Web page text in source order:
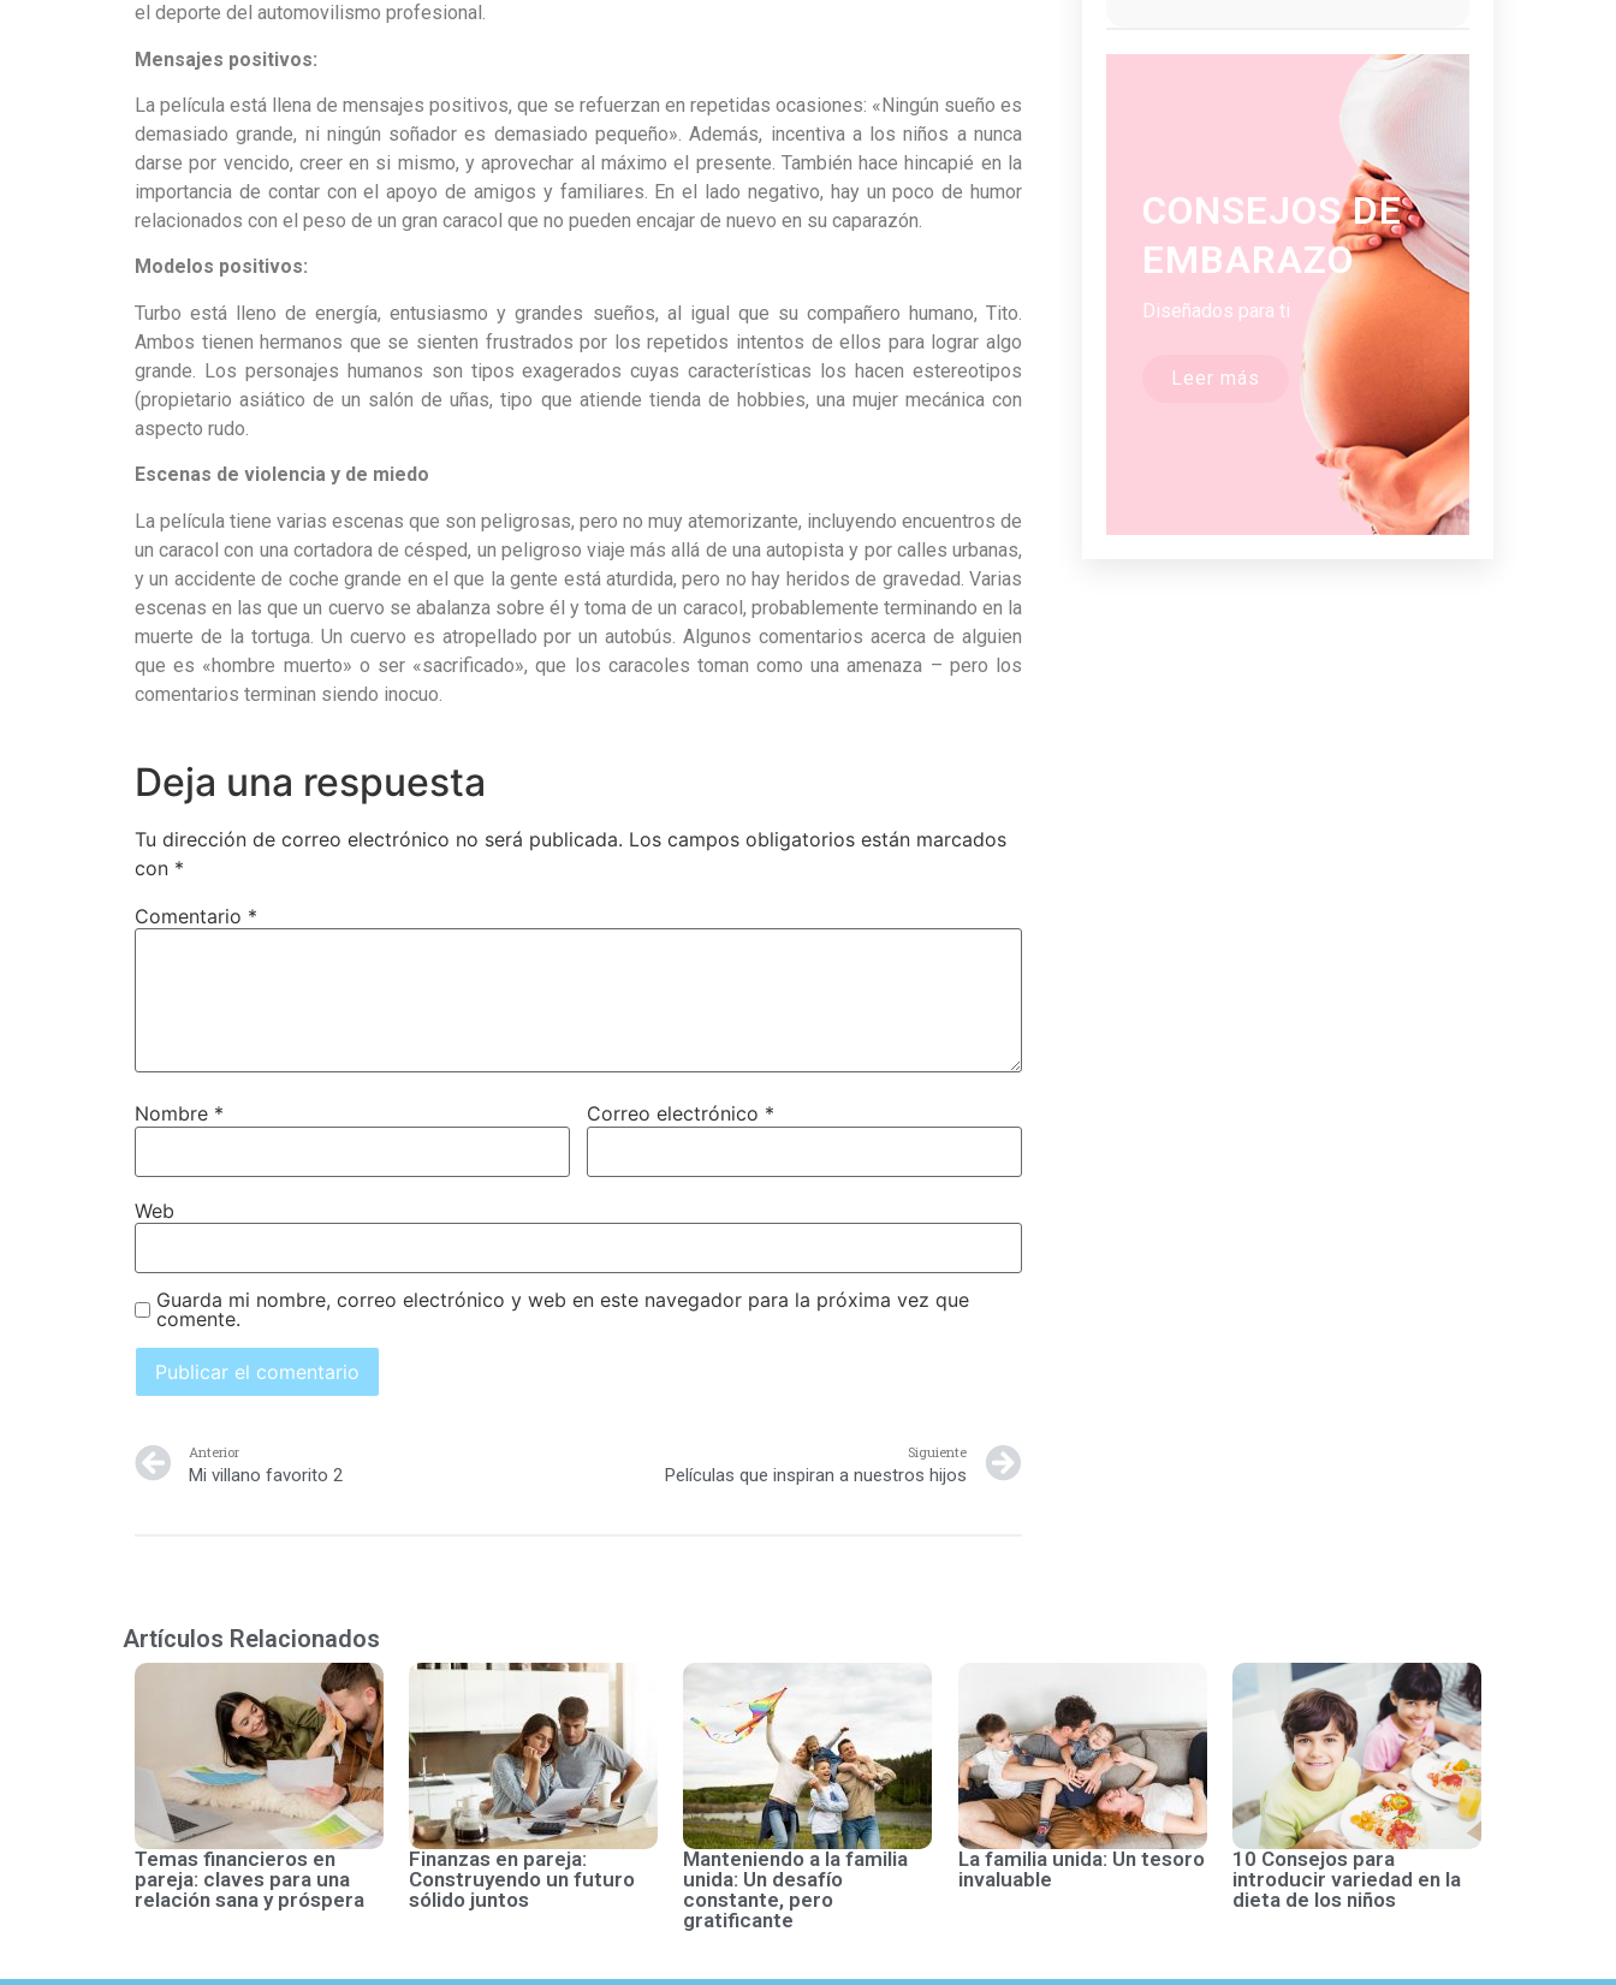
el deporte del automovilismo profesional.
Mensajes positivos:
La película está llena de mensajes positivos, que se refuerzan en repetidas ocasiones: «Ningún sueño es
demasiado grande, ni ningún soñador es demasiado pequeño». Además, incentiva a los niños a nunca
darse por vencido, creer en si mismo, y aprovechar al máximo el presente. También hace hincapié en la
importancia de contar con el apoyo de amigos y familiares. En el lado negativo, hay un poco de humor
relacionados con el peso de un gran caracol que no pueden encajar de nuevo en su caparazón.
Modelos positivos:
Turbo está lleno de energía, entusiasmo y grandes sueños, al igual que su compañero humano, Tito.
Ambos tienen hermanos que se sienten frustrados por los repetidos intentos de ellos para lograr algo
grande. Los personajes humanos son tipos exagerados cuyas características los hacen estereotipos
(propietario asiático de un salón de uñas, tipo que atiende tienda de hobbies, una mujer mecánica con
aspecto rudo.
Escenas de violencia y de miedo
La película tiene varias escenas que son peligrosas, pero no muy atemorizante, incluyendo encuentros de
un caracol con una cortadora de césped, un peligroso viaje más allá de una autopista y por calles urbanas,
y un accidente de coche grande en el que la gente está aturdida, pero no hay heridos de gravedad. Varias
escenas en las que un cuervo se abalanza sobre él y toma de un caracol, probablemente terminando en la
muerte de la tortuga. Un cuervo es atropellado por un autobús. Algunos comentarios acerca de alguien
que es «hombre muerto» o ser «sacrificado», que los caracoles toman como una amenaza – pero los
comentarios terminan siendo inocuo.
Deja una respuesta
Tu dirección de correo electrónico no será publicada. Los campos obligatorios están marcados
con *
Comentario *
Nombre * Correo electrónico *
Web
Guarda mi nombre, correo electrónico y web en este navegador para la próxima vez que
comente.
Anterior
Mi villano favorito 2
Siguiente
Películas que inspiran a nuestros hijos
CONSEJOS DE
EMBARAZO
Diseñados para ti
Leer más
Artículos Relacionados
Temas financieros en
pareja: claves para una
relación sana y próspera
Finanzas en pareja:
Construyendo un futuro
sólido juntos
Manteniendo a la familia
unida: Un desafío
constante, pero
gratificante
La familia unida: Un tesoro
invaluable
10 Consejos para
introducir variedad en la
dieta de los niños